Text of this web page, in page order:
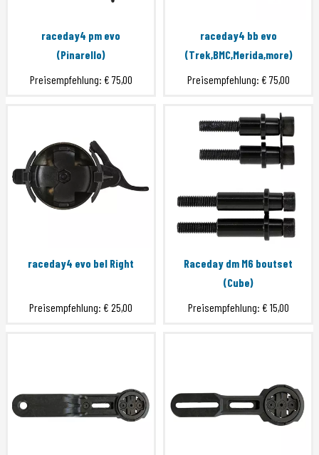
raceday4 pm evo
(Pinarello)
Preisempfehlung: € 75,00
raceday4 bb evo
(Trek,BMC,Merida,more)
Preisempfehlung: € 75,00
raceday4 evo bel Right
Preisempfehlung: € 25,00
Raceday dm M6 boutset
(Cube)
Preisempfehlung: € 15,00